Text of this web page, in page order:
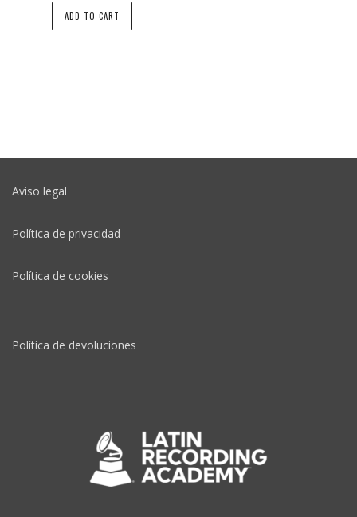
ADD TO CART
Aviso legal
Política de privacidad
Política de cookies
Política de devoluciones